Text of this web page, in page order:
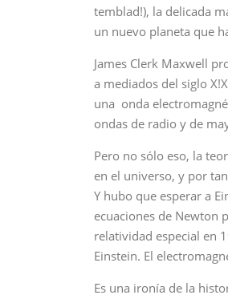
temblad!), la delicada
un nuevo planeta que
James Clerk Maxwell
a mediados del siglo
una onda
ondas de radio y de
Pero no sólo eso, la
en el universo, y por
Y hubo que esperar a
ecuaciones de Newton
relatividad especial en
Einstein. El
Es una ironía de la